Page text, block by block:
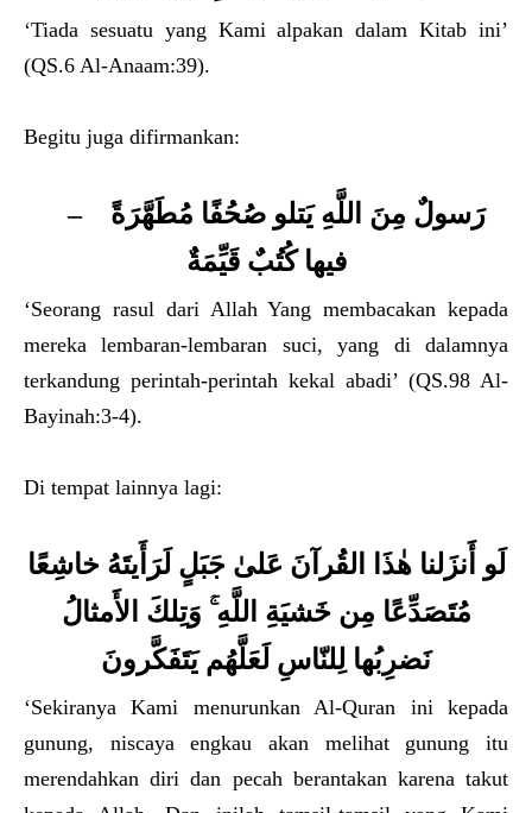
‘Tiada sesuatu yang Kami alpakan dalam Kitab ini’
(QS.6 Al-Anaam:39).
Begitu juga difirmankan:
رَسولٌ مِنَ اللَّهِ يَتلو صُحُفًا مُطَهَّرَةً –
فيها كُتُبٌ قَيِّمَةٌ
‘Seorang rasul dari Allah Yang membacakan kepada
mereka lembaran-lembaran suci, yang di dalamnya
terkandung perintah-perintah kekal abadi’ (QS.98 Al-
Bayinah:3-4).
Di tempat lainnya lagi:
لَو أَنزَلنا هٰذَا القُرآنَ عَلىٰ جَبَلٍ لَرَأَيتَهُ خاشِعًا
مُتَصَدِّعًا مِن خَشيَةِ اللَّهِ ۚ وَتِلكَ الأَمثالُ
نَضرِبُها لِلنّاسِ لَعَلَّهُم يَتَفَكَّرونَ
‘Sekiranya Kami menurunkan Al-Quran ini kepada
gunung, niscaya engkau akan melihat gunung itu
merendahkan diri dan pecah berantakan karena takut